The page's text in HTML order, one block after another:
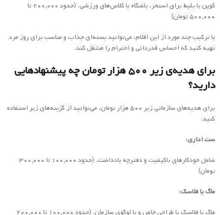
کوپن یا بلیط برای استخر، باشگاه یا کلاس‌های ورزشی. (حدود ۲۰۰,۰۰۰ تا
۵۰۰,۰۰۰ تومان)
با ترکیب چند مورد از این اقلام، می‌توانید بسته‌ای جذاب و مناسب برای روز مرد
تهیه کنید که احساس قدردانی و احترام را منتقل کند.
برای هدیه‌ی زیر ۵۰۰ هزار تومان چه پیشنهادهایی
دارید؟
برای هدیه‌های سازمانی زیر ۵۰۰ هزار تومان، می‌توانید از گزینه‌های زیر استفاده
کنید:
ست اداری:
شامل خودکارهای باکیفیت و دفترچه یادداشت. (حدود ۱۰۰,۰۰۰ تا ۳۰۰,۰۰۰
تومان)
ماگ یا فلاسک:
ماگ یا فلاسک با طراحی خاص و یا لوگوی سازمان. (حدود ۱۰۰,۰۰۰ تا ۲۰۰,۰۰۰